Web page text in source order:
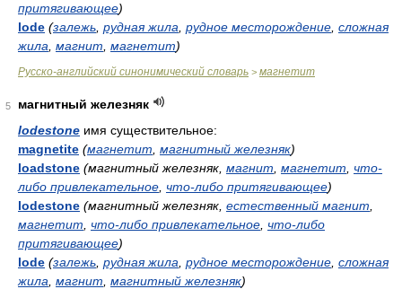
притягивающее)
lode (залежь рудная жила рудное месторождение сложная
жила магнит магнетит)
Русско-английский синонимический словарь > магнетит
5
магнитный железняк
lodestone имя существительное:
magnetite (магнетит магнитный железняк)
loadstone (магнитный железняк, магнит магнетит
что-
либо привлекательное что-либо притягивающее)
lodestone (магнитный железняк, естественный магнит
магнетит
что-либо привлекательное что-либо
притягивающее)
lode (залежь рудная жила рудное месторождение сложная
жила магнит магнитный железняк)